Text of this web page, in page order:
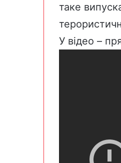
таке
У відео –